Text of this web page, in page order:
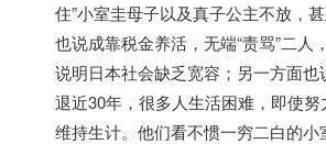
住”小室圭母子以及真子公主不放，
也说成靠税金养活，无端“责骂”二人
说明日本社会缺乏宽容；另一方面也
退近30年，很多人生活困难，即使
维持生计。他们看不惯一穷二白的小